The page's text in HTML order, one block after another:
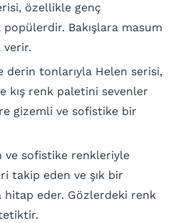
özellikle genç
popülerdir. Bakışlara masum
verir.
derin tonlarıyla Helen serisi,
kış renk paletini sevenler
gizemli ve sofistike bir
ve sofistike renkleriyle
takip eden ve şık bir
hitap eder. Gözlerdeki renk